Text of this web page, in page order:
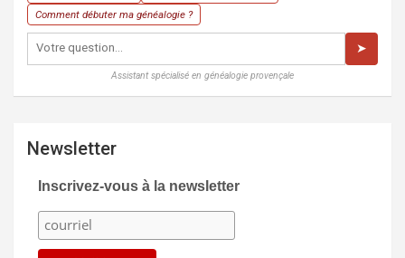
Comment débuter ma généalogie ?
➤
Assistant spécialisé en généalogie provençale
Newsletter
Inscrivez-vous à la newsletter